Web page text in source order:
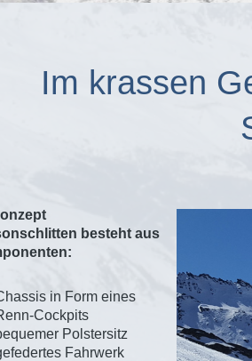
Im krassen
besteht aus
in Form eines
Cockpits
Polstersitz
Fahrwerk